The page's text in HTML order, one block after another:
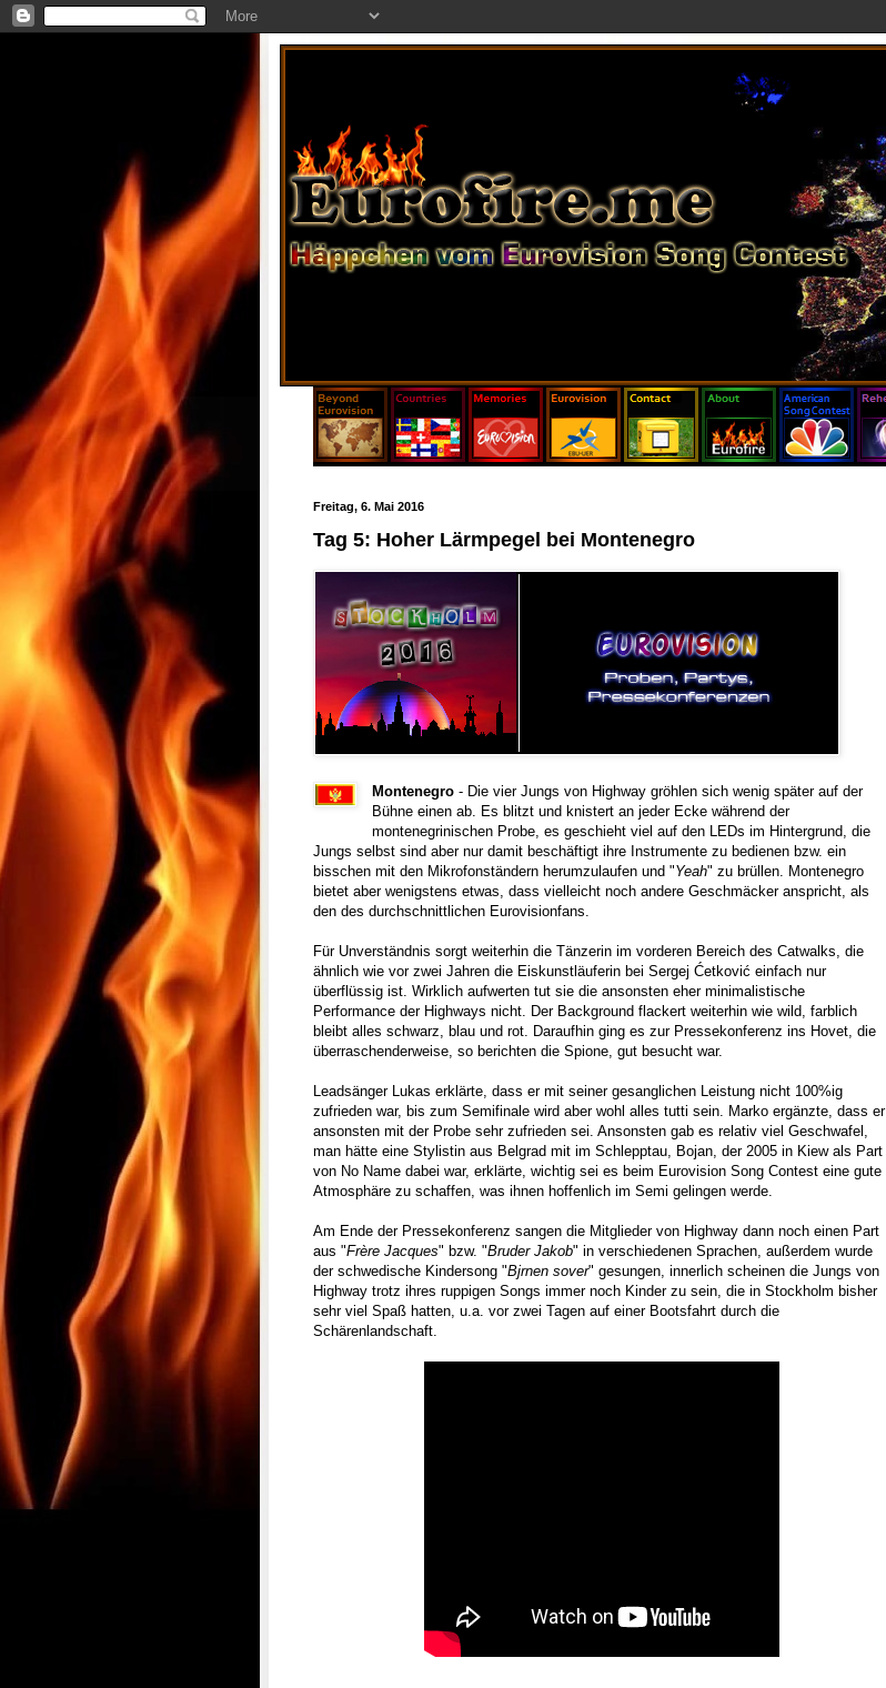
Freitag, 6. Mai 2016
Tag 5: Hoher Lärmpegel bei Montenegro
Montenegro- Die vier Jungs von Highway gröhlen sich wenig später auf der
Bühne einen ab. Es blitzt und knistert an jeder Ecke während der
montenegrinischen Probe, es geschieht viel auf den LEDs im Hintergrund, die
Jungs selbst sind aber nur damit beschäftigt ihre Instrumente zu bedienen bzw. ein
bisschen mit den Mikrofonständern herumzulaufen und "Yeah" zu brüllen. Montenegro
bietet aber wenigstens etwas, dass vielleicht noch andere Geschmäcker anspricht, als
den des durchschnittlichen Eurovisionfans.
Für Unverständnis sorgt weiterhin die Tänzerin im vorderen Bereich des Catwalks, die
ähnlich wie vor zwei Jahren die Eiskunstläuferin bei Sergej Ćetković einfach nur
überflüssig ist. Wirklich aufwerten tut sie die ansonsten eher minimalistische
Performance der Highways nicht. Der Background flackert weiterhin wie wild, farblich
bleibt alles schwarz, blau und rot. Daraufhin ging es zur Pressekonferenz ins Hovet, die
überraschenderweise, so berichten die Spione, gut besucht war.
Leadsänger Lukas erklärte, dass er mit seiner gesanglichen Leistung nicht 100%ig
zufrieden war, bis zum Semifinale wird aber wohl alles tutti sein. Marko ergänzte, dass er
ansonsten mit der Probe sehr zufrieden sei. Ansonsten gab es relativ viel Geschwafel,
man hätte eine Stylistin aus Belgrad mit im Schlepptau, Bojan, der 2005 in Kiew als Part
von No Name dabei war, erklärte, wichtig sei es beim Eurovision Song Contest eine gute
Atmosphäre zu schaffen, was ihnen hoffenlich im Semi gelingen werde.
Am Ende der Pressekonferenz sangen die Mitglieder von Highway dann noch einen Part
aus "Frère Jacques" bzw. "Bruder Jakob" in verschiedenen Sprachen, außerdem wurde
der schwedische Kindersong "Bjrnen sover" gesungen, innerlich scheinen die Jungs von
Highway trotz ihres ruppigen Songs immer noch Kinder zu sein, die in Stockholm bisher
sehr viel Spaß hatten, u.a. vor zwei Tagen auf einer Bootsfahrt durch die
Schärenlandschaft.